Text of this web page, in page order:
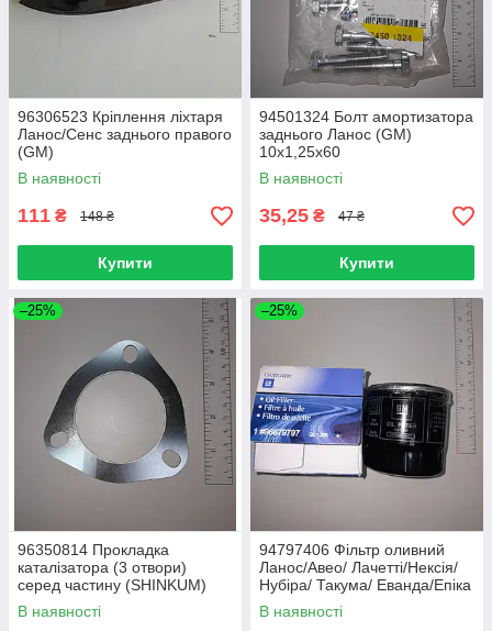
96306523 Кріплення ліхтаря
Ланос/Сенс заднього правого
(GM)
В наявності
111 ₴ 148 ₴
Купити
94501324 Болт амортизатора
заднього Ланос (GM)
10х1,25х60
В наявності
35,25 ₴ 47 ₴
Купити
–25%
96350814 Прокладка
каталізатора (3 отвори)
серед частину (SHINKUM)
металеталу Ланос/ Лачетті/
Леганза/ Нубіру
В наявності
–25%
94797406 Фільтр оливний
Ланос/Авео/ Лачетті/Нексія/
Нубіра/ Такума/ Еванда/Епіка
(GM)
В наявності